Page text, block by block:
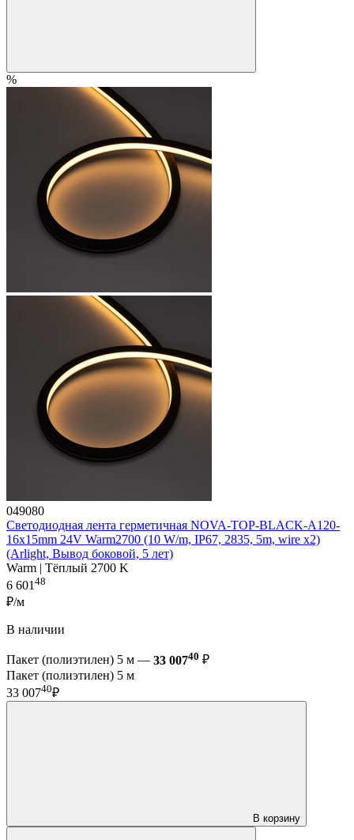
%
049080
Светодиодная лента герметичная NOVA-TOP-BLACK-A120-
16x15mm 24V Warm2700 (10 W/m, IP67, 2835, 5m, wire x2)
(Arlight, Вывод боковой, 5 лет)
Warm | Тёплый 2700 K
6 601 48
₽/м
В наличии
Пакет (полиэтилен) 5 м — 33 00740 ₽
Пакет (полиэтилен) 5 м
33 00740₽
В корзину